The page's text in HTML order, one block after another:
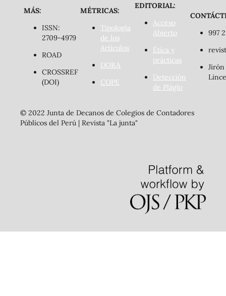
MÁS:
ISSN:
2709-4979
ROAD
CROSSREF
(DOI)
MÉTRICAS:
Tipología
de los
Artículos
DORA
COPE
EDITORIAL:
Acceso
Abierto
Ética y
prácticas
Detección
de Plágio
997
Jirón
© 2022 Junta de Decanos de Colegios de Contadores
Públicos del Perú | Revista "La junta"